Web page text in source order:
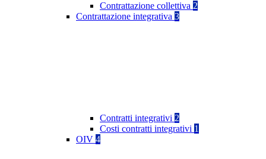
Contrattazione collettiva 2
Contrattazione integrativa 3
Contratti integrativi 2
Costi contratti integrativi 1
OIV 4